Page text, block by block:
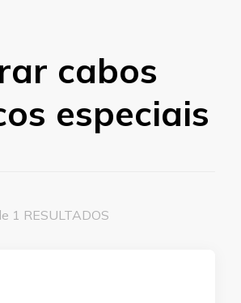
cabos
especiais
1 RESULTADOS